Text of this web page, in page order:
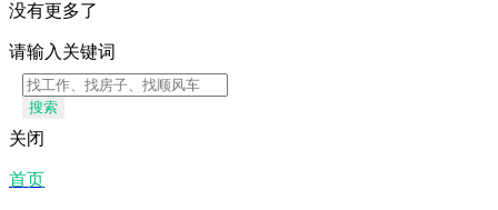
没有更多了
请输入关键词
搜索
关闭
首页